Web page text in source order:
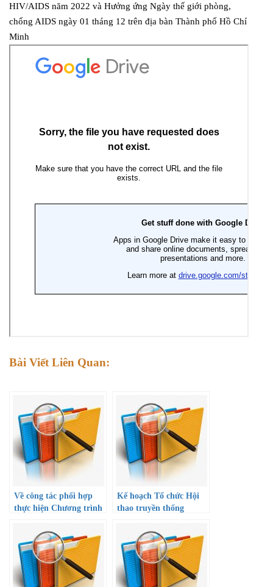
HIV/AIDS năm 2022 và Hưởng ứng Ngày thế giới phòng,
chống AIDS ngày 01 tháng 12 trên địa bàn Thành phố Hồ Chí
Minh
Bài Viết Liên Quan:
Về công tác phối hợp
thực hiện Chương trình
học cho học sinh giỏi
thuộc diện khó khăn và
gia đình chính sách
Thành phố mang tên
Bác
Kế hoạch Tổ chức Hội
thao truyền thống
phố chào mừng kỷ niệm
40 năm Ngày Nhà giáo
Việt Nam (20/11/1982 –
20/11/2022)